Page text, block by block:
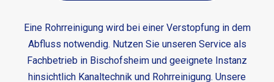
Eine Rohrreinigung wird bei einer Verstopfung in dem
Abfluss notwendig. Nutzen Sie unseren Service als
Fachbetrieb in Bischofsheim und geeignete Instanz
hinsichtlich Kanaltechnik und Rohrreinigung. Unsere